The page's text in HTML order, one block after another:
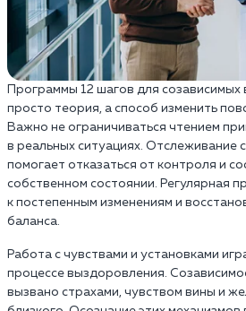
Программы 12 шагов для созависимых
просто теория, а способ изменить
Важно не ограничиваться чтением
в реальных ситуациях. Отслеживание
помогает отказаться от контроля и
собственном состоянии. Регулярная
к постепенным изменениям и
баланса.
Работа с чувствами и установками
процессе выздоровления.
вызвано страхами, чувством вины и